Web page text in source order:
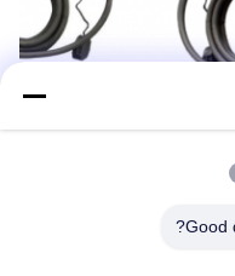
Good